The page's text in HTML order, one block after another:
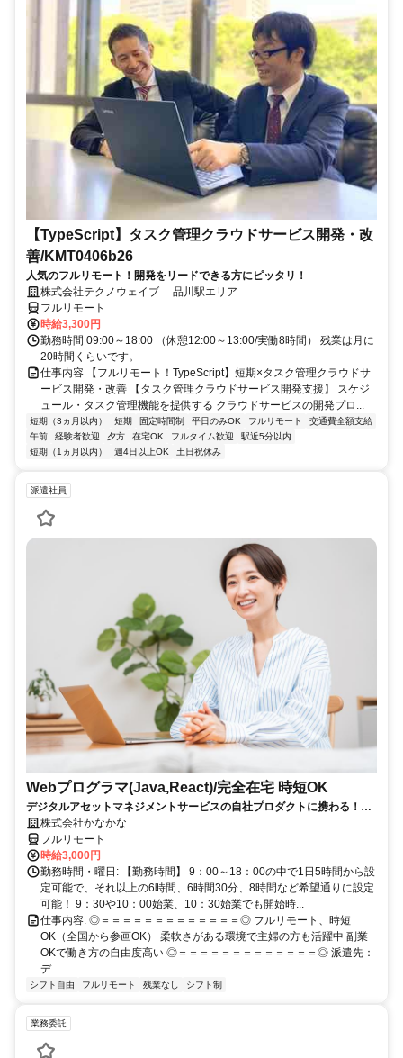
【TypeScript】タスク管理クラウドサービス開発・改
善/KMT0406b26
人気のフルリモート！開発をリードできる方にピッタリ！
株式会社テクノウェイブ 品川駅エリア
フルリモート
時給3,300円
勤務時間 09:00～18:00 （休憩12:00～13:00/実働8時間） 残業は月に
20時間くらいです。
仕事内容 【フルリモート！TypeScript】短期×タスク管理クラウドサ
ービス開発・改善 【タスク管理クラウドサービス開発支援】 スケジ
ュール・タスク管理機能を提供する クラウドサービスの開発プロ...
短期（3ヵ月以内） 短期 固定時間制 平日のみOK フルリモート
交通費全額支給
午前
経験者歓迎 夕方 在宅OK フルタイム歓迎
駅近5分以内
短期（1ヵ月以内）
週4日以上OK 土日祝休み
派遣社員
Webプログラマ(Java,React)/完全在宅 時短OK
デジタルアセットマネジメントサービスの自社プロダクトに携わる！働
き方の自由度あり！
株式会社かなかな
フルリモート
時給3,000円
勤務時間・曜日: 【勤務時間】 9：00～18：00の中で1日5時間から設
定可能で、それ以上の6時間、6時間30分、8時間など希望通りに設定
可能！ 9：30や10：00始業、10：30始業でも開始時...
仕事内容: ◎＝＝＝＝＝＝＝＝＝＝＝＝＝◎ フルリモート、時短
OK（全国から参画OK） 柔軟さがある環境で主婦の方も活躍中 副業
OKで働き方の自由度高い ◎＝＝＝＝＝＝＝＝＝＝＝＝＝◎ 派遣先：
デ...
シフト自由 フルリモート 残業なし シフト制
業務委託